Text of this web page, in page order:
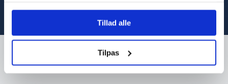
Tillad alle
Tilpas
Køb eller leasing: Hvornår kan det betale
sig at købe?